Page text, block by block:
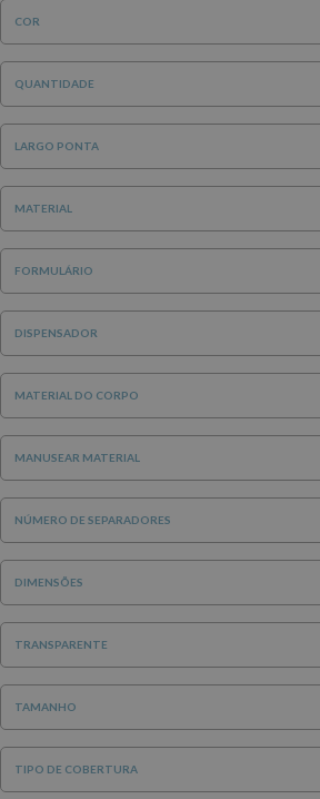
COR
QUANTIDADE
LARGO PONTA
MATERIAL
FORMULÁRIO
DISPENSADOR
MATERIAL DO CORPO
MANUSEAR MATERIAL
NÚMERO DE SEPARADORES
DIMENSÕES
TRANSPARENTE
TAMANHO
TIPO DE COBERTURA